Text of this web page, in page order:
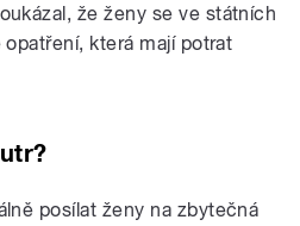
že ženy se ve státních
která mají potrat
posílat ženy na zbytečná